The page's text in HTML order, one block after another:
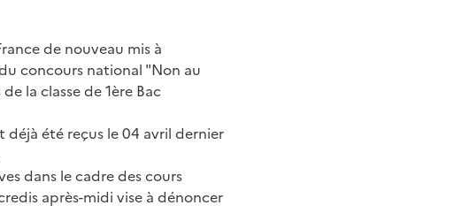
de nouveau mis à
concours national "Non au
la classe de 1ère Bac
déjà été reçus le 04 avril dernier
dans le cadre des cours
après-midi vise à dénoncer